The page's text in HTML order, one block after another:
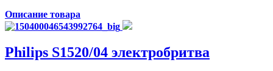
Описание товара
Philips S1520/04 электробритва